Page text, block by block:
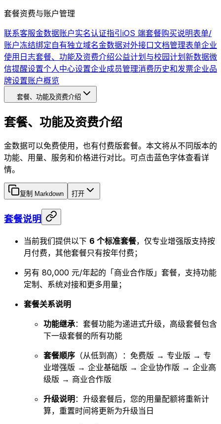
套餐资费与账户管理
联系客服金数据账户实名认证指引iOS 端套餐购买说明表单/
账户冻结绑定自有独立域名金数据对外接口文档管理表单企业
使用日志套餐、功能及资费介绍公益计划与校园计划新数据微
信提醒设置个人中心设置企业成员管理消费历史和发票企业品
牌设置账户概览
套餐、功能及资费介绍
套餐、功能及资费介绍
金数据可以免费使用，也有付费版套餐。本文将从不同版本的
功能、用量、服务和价格进行对比。可点击蓝色字体查看详
情。
复制 Markdown 打开
套餐说明
当前我们提供以下 6 个标准套餐，仅专业增强版支持按
月付费，其他套餐只有按年付费；
另有 80,000 元/年起的「商业合作版」套餐，支持功能
定制、系统对接和更多用量；
套餐关系说明
功能继承：套餐功能为递进式升级，高级套餐包含
下一级套餐的所有功能
套餐顺序 （从低到高）：免费版 → 专业版 → 专
业增强版 → 企业基础版 → 企业协作版 → 企业高
级版 → 商业合作版
升级说明：升级套餐后，您的用量配额将重新计
算，重置时间将更新为升级当日